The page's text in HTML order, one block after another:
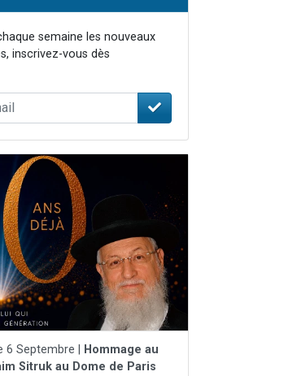
semaine les nouveaux
inscrivez-vous dès
Septembre |
Hommage au
Sitruk au Dome de Paris